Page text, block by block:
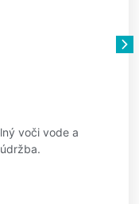
voči vode a